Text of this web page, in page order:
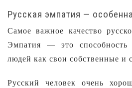
Русская эмпатия —
Самое важное качество
Эмпатия — это способность
людей как свои собственные и
Русский человек очень